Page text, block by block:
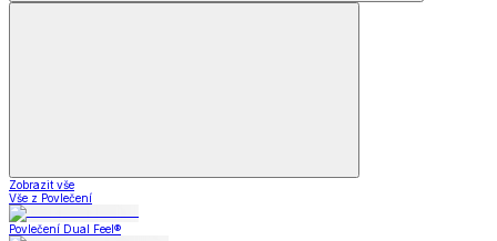
Zobrazit vše
Vše z Povlečení
Povlečení Dual Feel®